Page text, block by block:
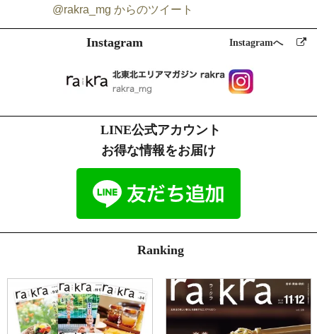
@rakra_mg からのツイート
Instagram Instagramへ
LINE公式アカウント
お得な情報をお届け
Ranking